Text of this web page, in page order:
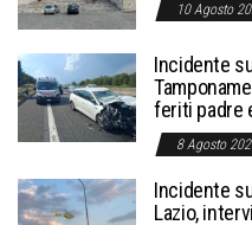
10 Agosto
Incidente
feriti padre
8 Agosto
Incidente
Lazio,